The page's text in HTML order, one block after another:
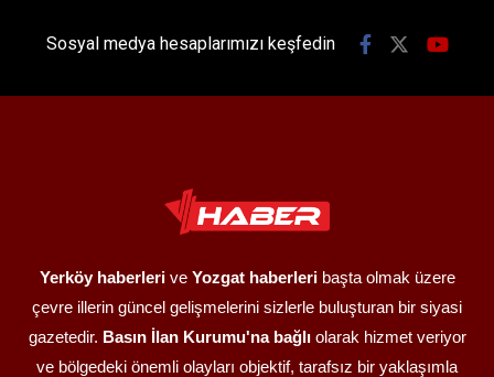
Sosyal medya hesaplarımızı keşfedin
Yerköy haberlerive Yozgat haberleribaşta olmak üzere
çevre illerin güncel gelişmelerini sizlerle buluşturan bir siyasi
gazetedir. Basın İlan Kurumu'na bağlıolarak hizmet veriyor
ve bölgedeki önemli olayları objektif, tarafsız bir yaklaşımla